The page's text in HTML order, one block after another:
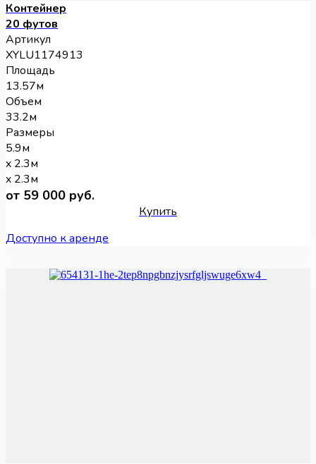
Контейнер
20 футов
Артикул
XYLU1174913
Площадь
13.57м
Объем
33.2м
Размеры
5.9м
x 2.3м
x 2.3м
от 59 000 руб.
Купить
Доступно к аренде